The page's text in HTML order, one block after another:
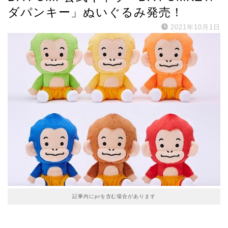
ダパンキー」ぬいぐるみ発売！
2021年10月1日
記事内にprを含む場合があります